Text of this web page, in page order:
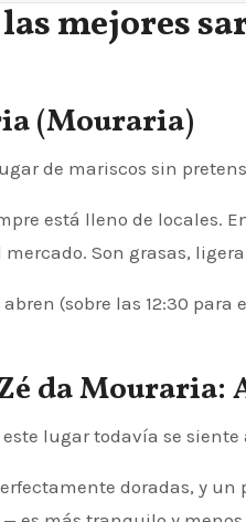
mejores
(Mouraria)
de mariscos sin
está lleno de locales.
mercado. Son grasas,
(sobre las 12:30 para
da Mouraria:
este lugar todavía se
doradas, y